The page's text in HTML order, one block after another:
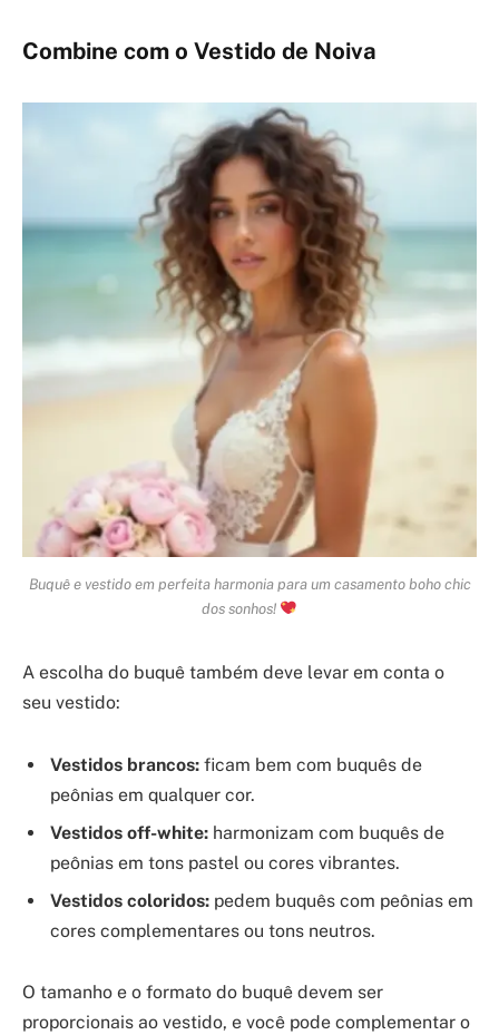
Combine com o Vestido de Noiva
Buquê e vestido em perfeita harmonia para um casamento boho chic
dos sonhos!
A escolha do buquê também deve levar em conta o
seu vestido:
Vestidos brancos: ficam bem com buquês de
peônias em qualquer cor.
Vestidos off-white: harmonizam com buquês de
peônias em tons pastel ou cores vibrantes.
Vestidos coloridos: pedem buquês com peônias em
cores complementares ou tons neutros.
O tamanho e o formato do buquê devem ser
proporcionais ao vestido, e você pode complementar o